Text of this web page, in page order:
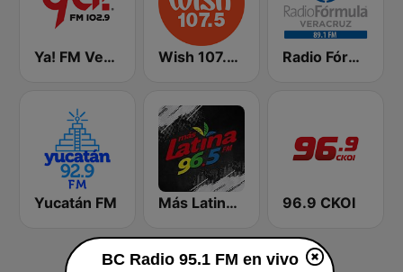
Ya! FM Veracruz Wish 107.5 FM Radio Fórmula Veracruz
Yucatán FM Más Latina 96.5 FM 96.9 CKOI
BC Radio 95.1 FM en vivo